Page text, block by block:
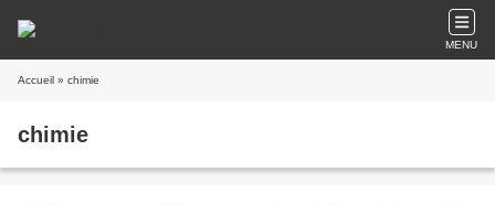
MENU
Accueil » chimie
chimie